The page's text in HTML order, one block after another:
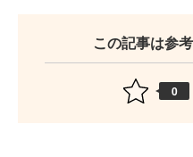
この記事は参
0